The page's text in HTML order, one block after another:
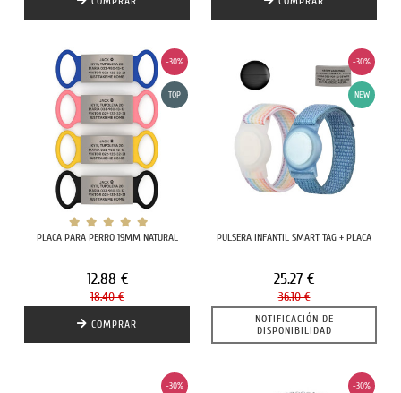
-30%
TOP
PLACA PARA PERRO 19MM NATURAL
12.88 €
18.40 €
COMPRAR
-30%
NEW
PULSERA INFANTIL SMART TAG + PLACA
25.27 €
36.10 €
NOTIFICACIÓN DE
DISPONIBILIDAD
-30% -30%